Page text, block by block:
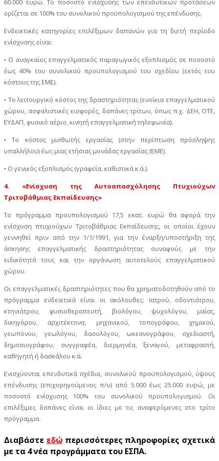
60.000 ευρώ. Το ποσοστό ενίσχυσης των επενδυτικών προτάσεων
ορίζεται σε 100% του συνολικού προϋπολογισμού της επένδυσης.
Ενδεικτικές κατηγορίες επιλέξιμων δαπανών για τη διετή περίοδο
ενίσχυσης είναι:
• Ο αναγκαίος επαγγελματικός παραγωγικός εξοπλισμός σε ποσοστό
έως 40% του συνολικού προϋπολογισμού του σχεδίου (εκτός του
κόστους της ΕΜΕ).
• Το λειτουργικό κόστος της δραστηριότητας (ενοίκια επαγγελματικού
χώρου, ασφαλιστικές εισφορές, δαπάνες τρίτων, όπως π.χ. ΔΕΗ, ΟΤΕ,
ΕΥΔΑΠ, φυσικό αέριο, κινητή επαγγελματική τηλεφωνία).
• Το κόστος μισθωτής εργασίας (στην περίπτωση πρόσληψης
υπαλλήλου) έως μιας ετήσιας μονάδας εργασίας (ΕΜΕ).
• Ο γενικός εξοπλισμός (γραφεία, καθιστικά κ.ά.).
4. «Ενίσχυση της Αυτοαπασχόλησης Πτυχιούχων
Τριτοβάθμιας Εκπαίδευσης»
Το πρόγραμμα προϋπολογισμού 17,5 εκατ. ευρώ θα αφορά την
ενίσχυση πτυχιούχων Τριτοβάθμιας Εκπαίδευσης, οι οποίοι έχουν
γεννηθεί πριν από την 1/1/1991, για την έναρξη/υποστήριξη της
άσκησης επαγγελματικής δραστηριότητας συναφούς με την
ειδικότητά τους και την οργάνωση αυτοτελούς επαγγελματικού
χώρου.
Οι επαγγελματικές δραστηριότητες που θα χρηματοδοτηθούν από το
πρόγραμμα ενδεικτικά είναι οι ακόλουθες: Ιατρού, οδοντιάτρου,
κτηνιάτρου, φυσιοθεραπευτή, βιολόγου, ψυχολόγου, μαίας,
δικηγόρου, αρχιτέκτονα, μηχανικού, τοπογράφου, χημικού,
γεωπόνου, γεωλόγου, δασολόγου, ωκεανογράφου, σχεδιαστή,
δημοσιογράφου, συγγραφέα, διερμηνέα, ξεναγού, μεταφραστή,
καθηγητή ή δασκάλου κ.ά.
Ενισχύονται επενδυτικά σχέδια, συνολικού προϋπολογισμού, ύψους
επένδυσης (επιχορηγούμενος π/υ) από 5.000 έως 25.000 ευρώ, με
ποσοστό ενίσχυσης 100% του συνολικού προϋπολογισμού. Οι
επιλέξιμες δαπάνες είναι οι ίδιες με τις αναφερόμενες στο τρίτο
πρόγραμμα.
Διαβάστε εδώ περισσότερες πληροφορίες σχετικά
με τα 4 νέα προγράμματα του ΕΣΠΑ.